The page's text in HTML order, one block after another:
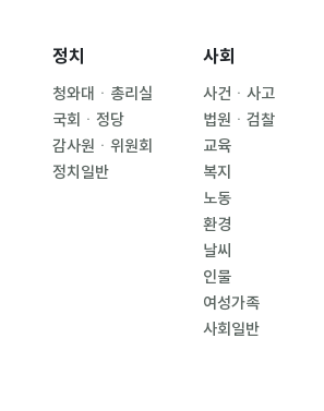
정치
청와대ㆍ총리실
국회ㆍ정당
감사원ㆍ위원회
정치일반
사회
사건ㆍ사고
법원ㆍ검찰
교육
복지
노동
환경
날씨
인물
여성가족
사회일반